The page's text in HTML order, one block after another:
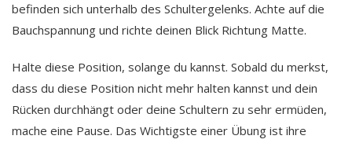
befinden sich unterhalb des Schultergelenks. Achte auf die
Bauchspannung und richte deinen Blick Richtung Matte.
Halte diese Position, solange du kannst. Sobald du merkst,
dass du diese Position nicht mehr halten kannst und dein
Rücken durchhängt oder deine Schultern zu sehr ermüden,
mache eine Pause. Das Wichtigste einer Übung ist ihre